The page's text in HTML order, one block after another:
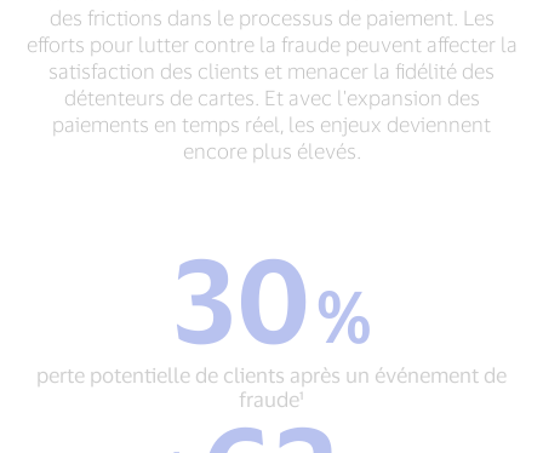
des frictions dans le processus de paiement. Les
efforts pour lutter contre la fraude peuvent affecter la
satisfaction des clients et menacer la fidélité des
détenteurs de cartes. Et avec l'expansion des
paiements en temps réel, les enjeux deviennent
encore plus élevés.
30
%
perte
potentielle
clients
après
un
30%
perte potentielle de clients après un événement de
fraude¹
$